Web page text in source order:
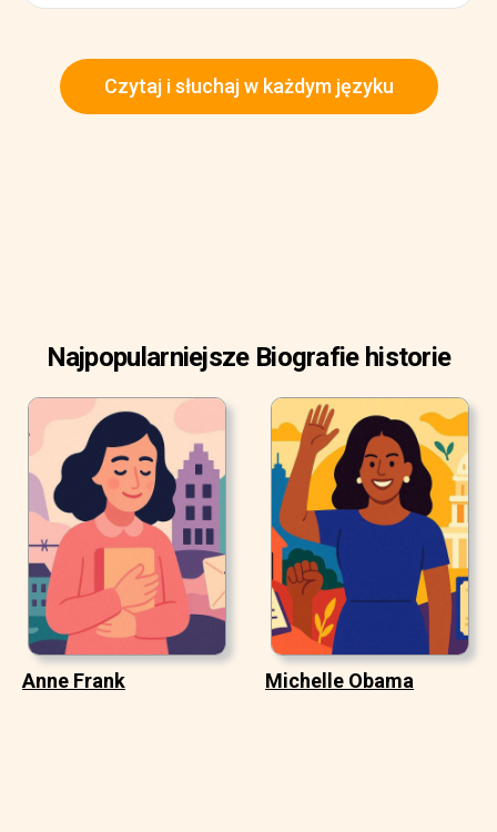
Czytaj i słuchaj w każdym języku
Najpopularniejsze Biografie historie
Anne Frank Michelle Obama